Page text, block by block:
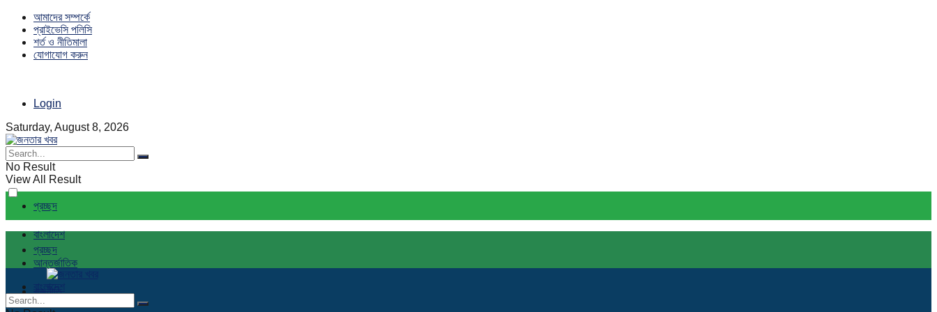
আমাদের সম্পর্কে
প্রাইভেসি পলিসি
শর্ত ও নীতিমালা
যোগাযোগ করুন
Login
Saturday, August 8, 2026
No Result
View All Result
প্রচ্ছদ
বাংলাদেশ
আন্তর্জাতিক
রাজনীতি
প্রচ্ছদ
বাংলাদেশ